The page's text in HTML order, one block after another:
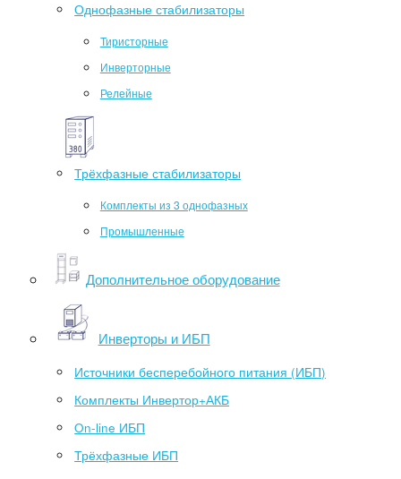
Однофазные стабилизаторы
Тиристорные
Инверторные
Релейные
Трёхфазные стабилизаторы
Комплекты из 3 однофазных
Промышленные
Дополнительное оборудование
Инверторы и ИБП
Источники бесперебойного питания (ИБП)
Комплекты Инвертор+АКБ
On-line ИБП
Трёхфазные ИБП